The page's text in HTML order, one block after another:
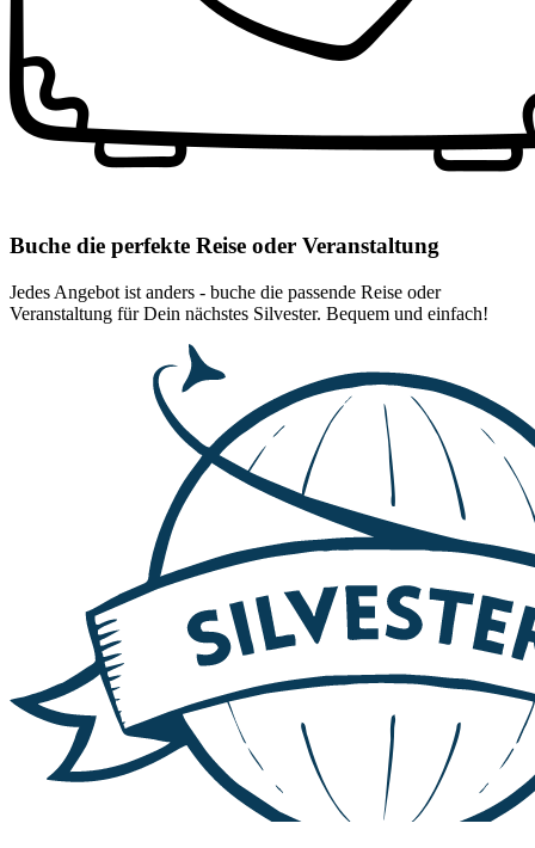
Buche die perfekte Reise oder Veranstaltung
Jedes Angebot ist anders - buche die passende Reise oder
Veranstaltung für Dein nächstes Silvester. Bequem und einfach!